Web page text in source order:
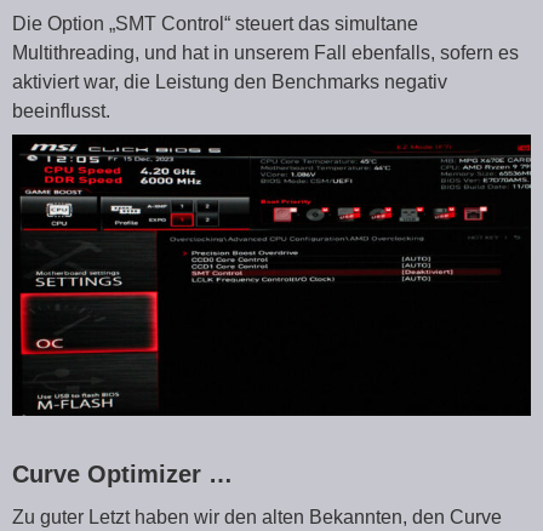
Die Option „SMT Control“ steuert das simultane
Multithreading, und hat in unserem Fall ebenfalls, sofern es
aktiviert war, die Leistung den Benchmarks negativ
beeinflusst.
Curve Optimizer …
Zu guter Letzt haben wir den alten Bekannten, den Curve